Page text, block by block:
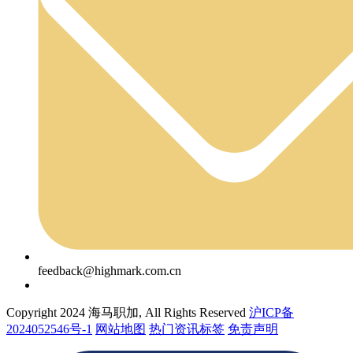
feedback@highmark.com.cn
Copyright 2024 海马职加, All Rights Reserved 沪ICP备
2024052546号-1 网站地图 热门资讯标签 免责声明